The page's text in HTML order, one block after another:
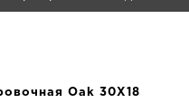
Oak 30X18